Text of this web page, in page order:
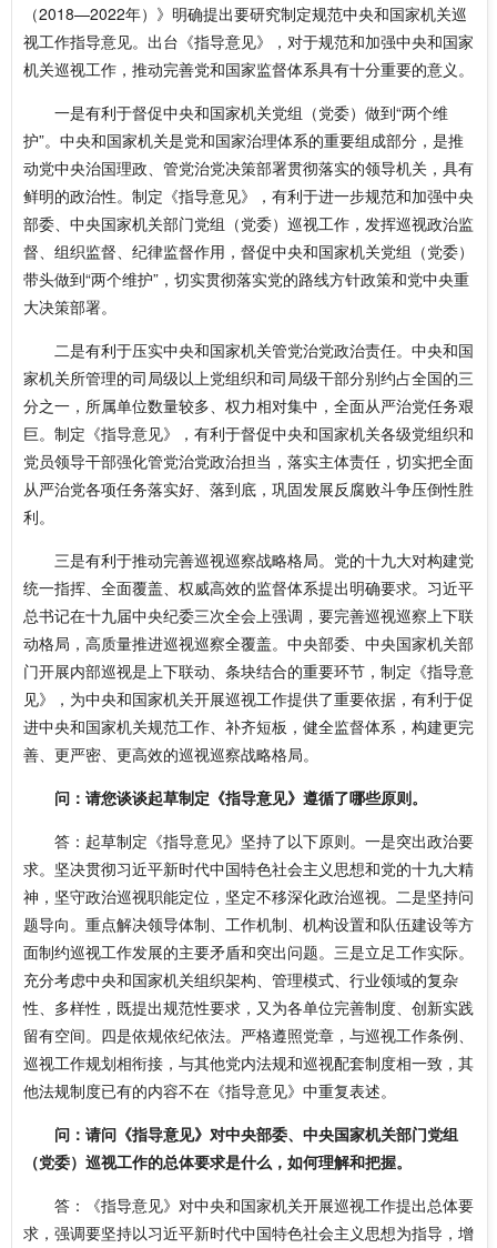
（2018—2022年）》明确提出要研究制定规范中央和国家机关巡
视工作指导意见。出台《指导意见》，对于规范和加强中央和国家
机关巡视工作，推动完善党和国家监督体系具有十分重要的意义。
一是有利于督促中央和国家机关党组（党委）做到“两个维
护”。中央和国家机关是党和国家治理体系的重要组成部分，是推
动党中央治国理政、管党治党决策部署贯彻落实的领导机关，具有
鲜明的政治性。制定《指导意见》，有利于进一步规范和加强中央
部委、中央国家机关部门党组（党委）巡视工作，发挥巡视政治监
督、组织监督、纪律监督作用，督促中央和国家机关党组（党委）
带头做到“两个维护”，切实贯彻落实党的路线方针政策和党中央重
大决策部署。
二是有利于压实中央和国家机关管党治党政治责任。中央和国
家机关所管理的司局级以上党组织和司局级干部分别约占全国的三
分之一，所属单位数量较多、权力相对集中，全面从严治党任务艰
巨。制定《指导意见》，有利于督促中央和国家机关各级党组织和
党员领导干部强化管党治党政治担当，落实主体责任，切实把全面
从严治党各项任务落实好、落到底，巩固发展反腐败斗争压倒性胜
利。
三是有利于推动完善巡视巡察战略格局。党的十九大对构建党
统一指挥、全面覆盖、权威高效的监督体系提出明确要求。习近平
总书记在十九届中央纪委三次全会上强调，要完善巡视巡察上下联
动格局，高质量推进巡视巡察全覆盖。中央部委、中央国家机关部
门开展内部巡视是上下联动、条块结合的重要环节，制定《指导意
见》，为中央和国家机关开展巡视工作提供了重要依据，有利于促
进中央和国家机关规范工作、补齐短板，健全监督体系，构建更完
善、更严密、更高效的巡视巡察战略格局。
问：请您谈谈起草制定《指导意见》遵循了哪些原则。
答：起草制定《指导意见》坚持了以下原则。一是突出政治要
求。坚决贯彻习近平新时代中国特色社会主义思想和党的十九大精
神，坚守政治巡视职能定位，坚定不移深化政治巡视。二是坚持问
题导向。重点解决领导体制、工作机制、机构设置和队伍建设等方
面制约巡视工作发展的主要矛盾和突出问题。三是立足工作实际。
充分考虑中央和国家机关组织架构、管理模式、行业领域的复杂
性、多样性，既提出规范性要求，又为各单位完善制度、创新实践
留有空间。四是依规依纪依法。严格遵照党章，与巡视工作条例、
巡视工作规划相衔接，与其他党内法规和巡视配套制度相一致，其
他法规制度已有的内容不在《指导意见》中重复表述。
问：请问《指导意见》对中央部委、中央国家机关部门党组
（党委）巡视工作的总体要求是什么，如何理解和把握。
答：《指导意见》对中央和国家机关开展巡视工作提出总体要
求，强调要坚持以习近平新时代中国特色社会主义思想为指导，增